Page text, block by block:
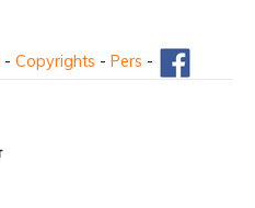
- Copyrights - Pers -